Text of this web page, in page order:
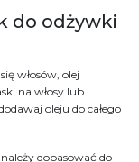
do odżywki
włosów, olej
na włosy lub
oleju do całego
dopasować do